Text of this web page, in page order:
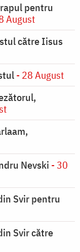
pentru
August
către Iisus
- 28 August
Nevski - 30
Svir pentru
Svir către